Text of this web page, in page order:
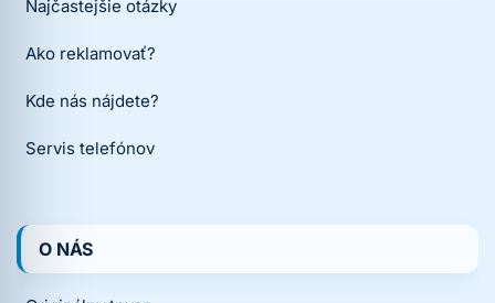
Najčastejšie otázky
Ako reklamovať?
Kde nás nájdete?
Servis telefónov
O NÁS